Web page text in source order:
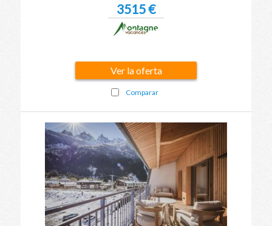
3515 €
Ver la oferta
Comparar